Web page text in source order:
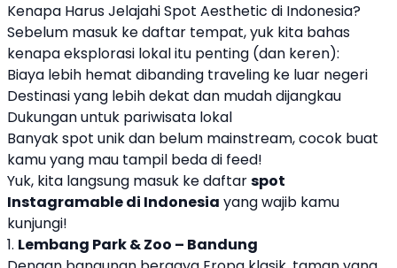
Kenapa Harus Jelajahi Spot Aesthetic di Indonesia?
Sebelum masuk ke daftar tempat, yuk kita bahas
kenapa eksplorasi lokal itu penting (dan keren):
Biaya lebih hemat dibanding traveling ke luar negeri
Destinasi yang lebih dekat dan mudah dijangkau
Dukungan untuk pariwisata lokal
Banyak spot unik dan belum mainstream, cocok buat
kamu yang mau tampil beda di feed!
Yuk, kita langsung masuk ke daftarspot
Instagramable di Indonesia yang wajib kamu
kunjungi!
1. Lembang Park & Zoo – Bandung